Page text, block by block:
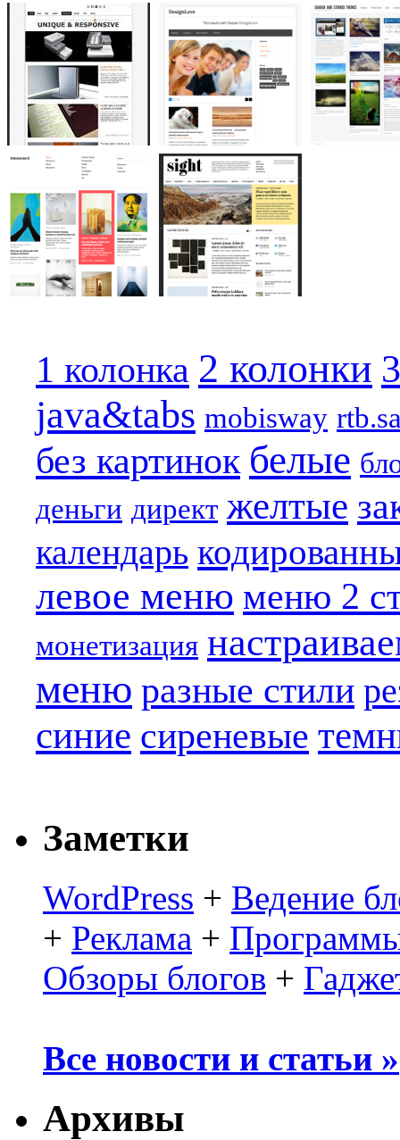
1 колонка 2 колонки
java&tabs mobisway
без картинок белые
деньги директ желтые
календарь
левое меню меню 2
монетизация
меню разные стили
синие сиреневые
Заметки
WordPress + Ведение
+ Реклама +
Обзоры блогов +
Все новости и статьи »
Архивы